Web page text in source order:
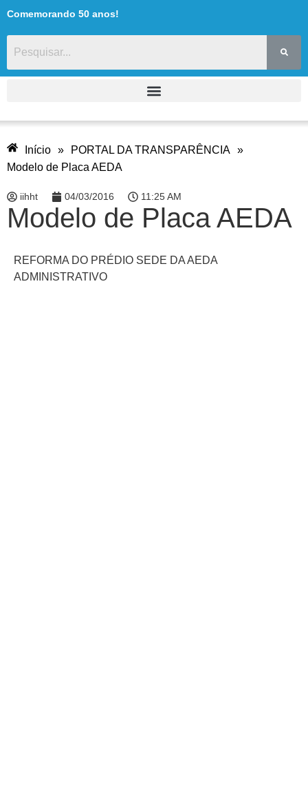
Comemorando 50 anos!
Início » PORTAL DA TRANSPARÊNCIA »
Modelo de Placa AEDA
iihht 04/03/2016 11:25 AM
Modelo de Placa AEDA
REFORMA DO PRÉDIO SEDE DA AEDA
ADMINISTRATIVO